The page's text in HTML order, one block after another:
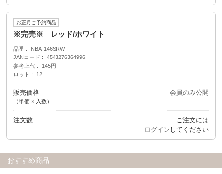
お正月ご予約商品
※完売※ レッド/ホワイト
品番
NBA-146SRW
JANコード
4543276364996
参考上代
145円
ロット
12
販売価格
（単価 × 入数）
会員のみ公開
注文数
ご注文には
ログイン してください
おすすめ商品